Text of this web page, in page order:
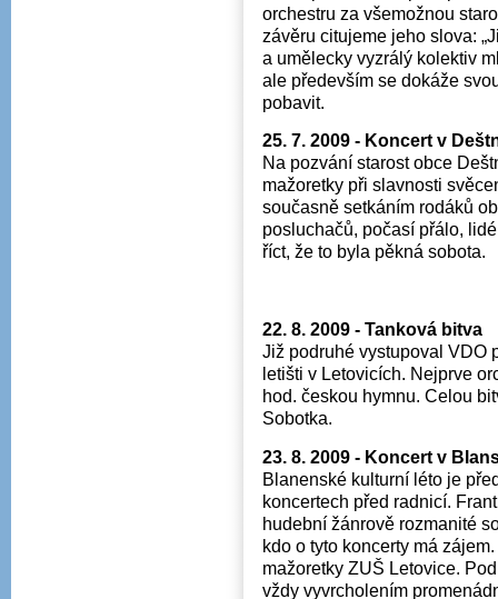
orchestru za všemožnou
závěru citujeme jeho slova:
a umělecky vyzrálý kolektiv
ale především se dokáže
pobavit.
25. 7. 2009 - Koncert v
Na pozvání starost obce
mažoretky při slavnosti
současně setkáním rodáků
posluchačů, počasí přálo,
říct, že to byla pěkná sobota.
22. 8. 2009 - Tanková bitva
Již podruhé vystupoval VDO
letišti v Letovicích. Nejprve
hod. českou hymnu. Celou
Sobotka.
23. 8. 2009 - Koncert v
Blanenské kulturní léto je
koncertech před radnicí.
hudební žánrově rozmanité
kdo o tyto koncerty má
mažoretky ZUŠ Letovice.
vždy vyvrcholením